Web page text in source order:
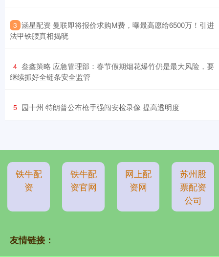
3 ​涵星配资 曼联即将报价求购M费，曝最高愿给6500万！引进
法甲铁腰真相揭晓
4 ​叁鑫策略 应急管理部：春节假期烟花爆竹仍是最大风险，要
继续抓好全链条安全监管
5 ​园十州 特朗普公布枪手强闯安检录像 提高透明度
铁牛配
资
铁牛配
资官网
网上配
资网
苏州股
票配资
公司
友情链接：